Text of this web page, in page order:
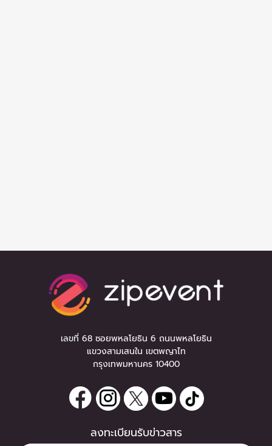
เลขที่ 68 ซอยพหลโยธิน 6 ถนนพหลโยธิน
แขวงสามเสนใน เขตพญาไท
กรุงเทพมหานคร 10400
ลงทะเบียนรับข่าวสาร